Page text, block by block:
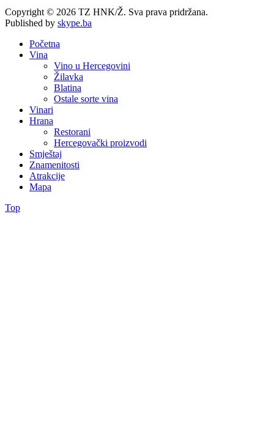
Copyright © 2026 TZ HNK/Ž. Sva prava pridržana.
Published by skype.ba
Početna
Vina
Vino u Hercegovini
Žilavka
Blatina
Ostale sorte vina
Vinari
Hrana
Restorani
Hercegovački proizvodi
Smještaj
Znamenitosti
Atrakcije
Mapa
Top